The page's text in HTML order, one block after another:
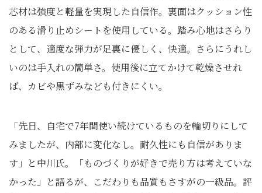
芯材は強度と軽量を実現した自信作。裏面はクッション性
のある滑り止めシートを使用している。踏み心地はさらり
として、適度な弾力が足裏に優しく、快適。さらにうれし
いのは手入れの簡単さ。使用後に立てかけて乾燥させれ
ば、カビや黒ずみなども付きにくい。
「先日、自宅で7年間使い続けているものを輪切りにして
みましたが、内部に変化なし。耐久性にも自信がありま
す」と中川氏。「ものづくりが好きで売り方は考えていな
かった」と語るが、こだわりも品質もさすがの一級品。評